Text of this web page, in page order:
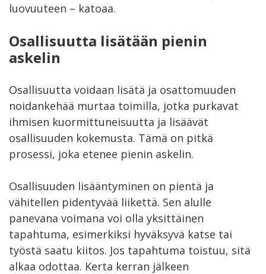
luovuuteen – katoaa.
Osallisuutta lisätään pienin
askelin
Osallisuutta voidaan lisätä ja osattomuuden
noidankehää murtaa toimilla, jotka purkavat
ihmisen kuormittuneisuutta ja lisäävät
osallisuuden kokemusta. Tämä on pitkä
prosessi, joka etenee pienin askelin.
Osallisuuden lisääntyminen on pientä ja
vähitellen pidentyvää liikettä. Sen alulle
panevana voimana voi olla yksittäinen
tapahtuma, esimerkiksi hyväksyvä katse tai
työstä saatu kiitos. Jos tapahtuma toistuu, sitä
alkaa odottaa. Kerta kerran jälkeen